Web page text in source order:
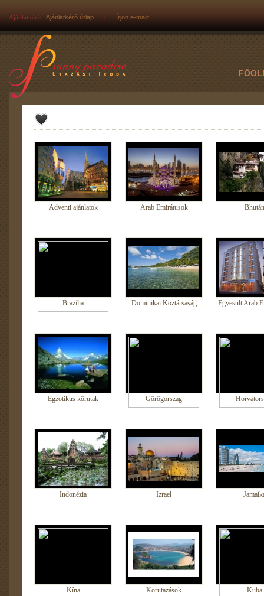
Ajánlatkérés: Ajánlatkérő űrlap | Írjon e-mailt
Adventi ajánlatok Arab Emirátusok Bhután
Brazília Dominikai Köztársaság Egyesült Arab
Egzotikus körutak Görögország
Indonézia Izrael
Kína Körutazások Kuba